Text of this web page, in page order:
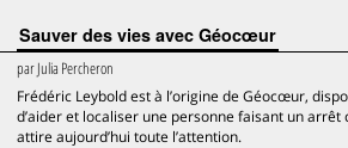
Sauver des vies avec Géocœur
parJulia Percheron
Frédéric Leybold est à l’origine de Géocœur,
d’aider et localiser une personne faisant un arrêt
attire aujourd’hui toute l’attention.